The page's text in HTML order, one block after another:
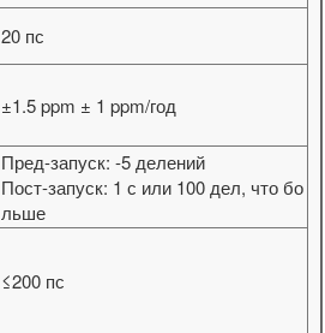
20 пс
±1.5 ppm ± 1 ppm/год
Пред-запуск: -5 делений
Пост-запуск: 1 с или 100 дел, что бо
льше
≤200 пс